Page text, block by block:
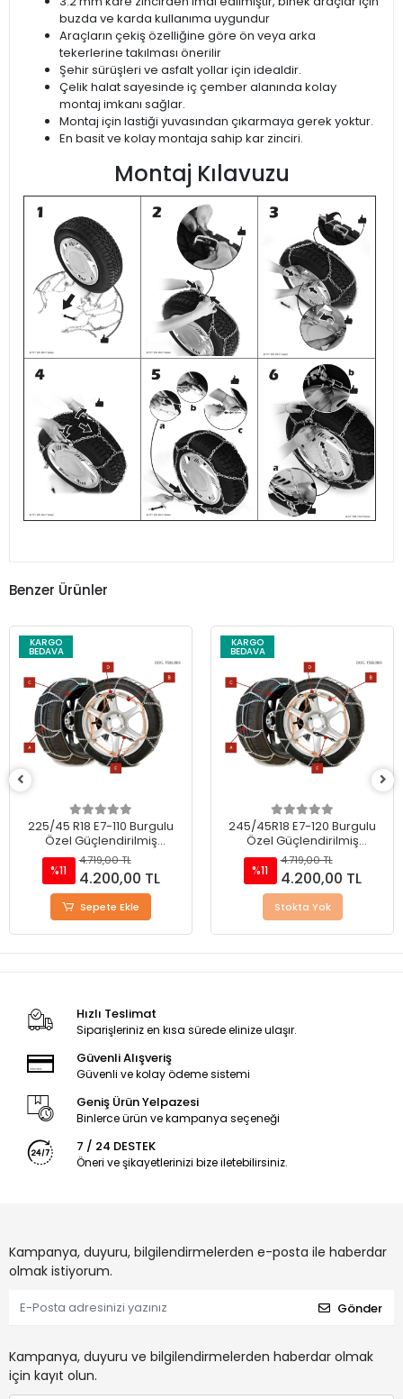
buzda ve karda kullanıma uygundur
Araçların çekiş özelliğine göre ön veya arka
tekerlerine takılması önerilir
Şehir sürüşleri ve asfalt yollar için idealdir.
Çelik halat sayesinde iç çember alanında kolay
montaj imkanı sağlar.
Montaj için lastiği yuvasından çıkarmaya gerek yoktur.
En basit ve kolay montaja sahip kar zinciri.
Montaj Kılavuzu
Benzer Ürünler
KARGO
BEDAVA
225/45 R18 E7-110 Burgulu
Özel Güçlendirilmiş
Takmatik Kar Zinciri
%11
4.719,00 TL
4.200,00 TL
Sepete Ekle
KARGO
BEDAVA
245/45R18 E7-120 Burgulu
Özel Güçlendirilmiş
Takmatik Kar Zinciri
%11
4.719,00 TL
4.200,00 TL
Stokta Yok
Hızlı Teslimat
Siparişleriniz en kısa sürede elinize ulaşır.
Güvenli Alışveriş
Güvenli ve kolay ödeme sistemi
Geniş Ürün Yelpazesi
Binlerce ürün ve kampanya seçeneği
7 / 24 DESTEK
Öneri ve şikayetlerinizi bize iletebilirsiniz.
Kampanya, duyuru, bilgilendirmelerden e-posta ile haberdar
olmak istiyorum.
Gönder
Kampanya, duyuru ve bilgilendirmelerden haberdar olmak
için kayıt olun.